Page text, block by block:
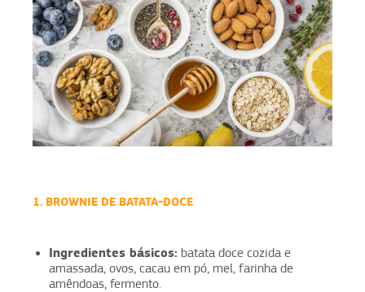
1. BROWNIE DE BATATA-DOCE
Ingredientes básicos: batata doce cozida e
amassada, ovos, cacau em pó, mel, farinha de
amêndoas, fermento.